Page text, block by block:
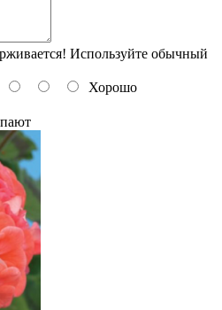
Используйте обычный
Хорошо